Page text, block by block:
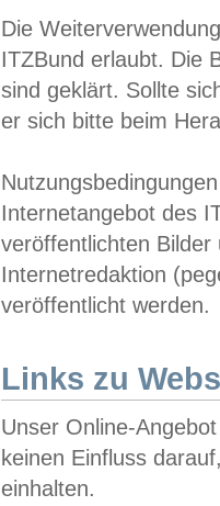
Die
ITZBund erlaubt. Die
sind geklärt. Sollte
er sich bitte beim
Internetangebot des
veröffentlichten
Internetredaktion
veröffentlicht werden.
Links zu
Unser Online-
keinen Einfluss
einhalten.